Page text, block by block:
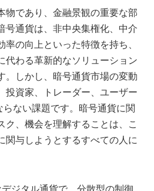
物であり、金融景観の重要な部
号通貨は、非中央集権化、中介
の向上といった特徴を持ち、
代わる革新的なソリューション
。しかし、暗号通貨市場の変動
投資家、トレーダー、ユーザー
ない課題です。暗号通貨に関
ク、機会を理解することは、こ
関与しようとするすべての人に
ジタル通貨で、分散型の制御